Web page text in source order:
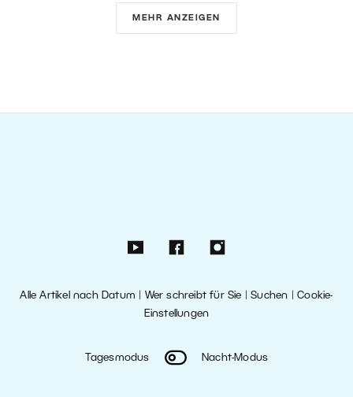
MEHR ANZEIGEN
Alle Artikel nach Datum Wer schreibt für Sie |Suchen |Cookie-
Einstellungen
Tagesmodus Nacht-Modus